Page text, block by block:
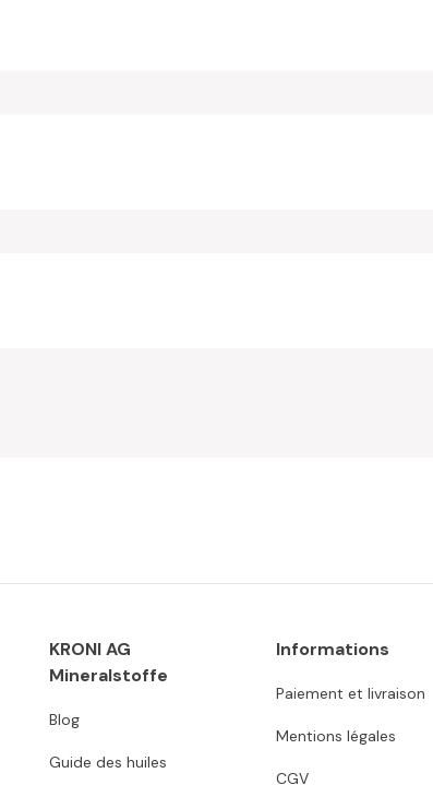
KRONI AG
Mineralstoffe
Blog
Guide des huiles
Informations
Paiement et livraison
Mentions légales
CGV